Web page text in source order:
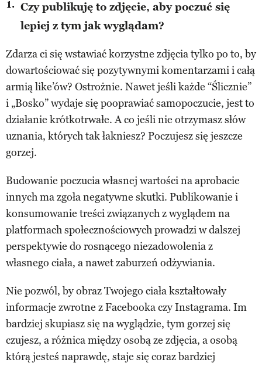
Czy publikuję to zdjęcie, aby poczuć się
lepiej z tym jak wyglądam?
Zdarza ci się wstawiać korzystne zdjęcia tylko po to, by
dowartościować się pozytywnymi komentarzami i całą
armią like’ów? Ostrożnie. Nawet jeśli każde “Ślicznie”
i „Bosko” wydaje się pooprawiać samopoczucie, jest to
działanie krótkotrwałe. A co jeśli nie otrzymasz słów
uznania, których tak łakniesz? Poczujesz się jeszcze
gorzej.
Budowanie poczucia własnej wartości na aprobacie
innych ma zgoła negatywne skutki. Publikowanie i
konsumowanie treści związanych z wyglądem na
platformach społecznościowych prowadzi w dalszej
perspektywie do rosnącego niezadowolenia z
własnego ciała, a nawet zaburzeń odżywiania.
Nie pozwól, by obraz Twojego ciała kształtowały
informacje zwrotne z Facebooka czy Instagrama. Im
bardziej skupiasz się na wyglądzie, tym gorzej się
czujesz, a różnica między osobą ze zdjęcia, a osobą
którą jesteś naprawdę, staje się coraz bardziej